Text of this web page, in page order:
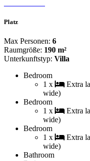
Platz
Max Personen: 6
Raumgröße: 190 m²
Unterkunftstyp: Villa
Bedroom
1 x
Extra
wide)
Bedroom
1 x
Extra
wide)
Bedroom
1 x
Extra
wide)
Bathroom